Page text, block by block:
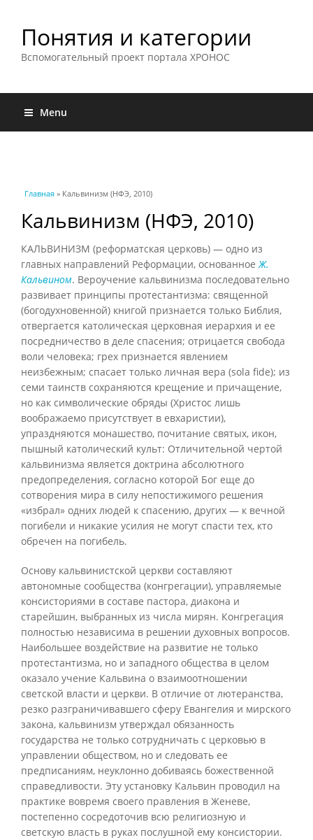
Понятия и категории
Вспомогательный проект портала ХРОНОС
Menu
Вы здесь
Главная » Кальвинизм (НФЭ, 2010)
Кальвинизм (НФЭ, 2010)
КАЛЬВИНИЗМ (реформатская церковь) — одно из
главных направлений Реформации, основанное Ж.
Кальвином. Вероучение кальвинизма последовательно
развивает принципы протестантизма: священной
(богодухновенной) книгой признается только Библия,
отвергается католическая церковная иерархия и ее
посредничество в деле спасения; отрицается свобода
воли человека; грех признается явлением
неизбежным; спасает только личная вера (sola fide); из
семи таинств сохраняются крещение и причащение,
но как символические обряды (Христос лишь
воображаемо присутствует в евхаристии),
упраздняются монашество, почитание святых, икон,
пышный католический культ: Отличительной чертой
кальвинизма является доктрина абсолютного
предопределения, согласно которой Бог еще до
сотворения мира в силу непостижимого решения
«избрал» одних людей к спасению, других — к вечной
погибели и никакие усилия не могут спасти тех, кто
обречен на погибель.
Основу кальвинистской церкви составляют
автономные сообщества (конгрегации), управляемые
консисториями в составе пастора, диакона и
старейшин, выбранных из числа мирян. Конгрегация
полностью независима в решении духовных вопросов.
Наибольшее воздействие на развитие не только
протестантизма, но и западного общества в целом
оказало учение Кальвина о взаимоотношении
светской власти и церкви. В отличие от лютеранства,
резко разграничивавшего сферу Евангелия и мирского
закона, кальвинизм утверждал обязанность
государства не только сотрудничать с церковью в
управлении обществом, но и следовать ее
предписаниям, неуклонно добиваясь божественной
справедливости. Эту установку Кальвин проводил на
практике вовремя своего правления в Женеве,
постепенно сосредоточив всю религиозную и
светскую власть в руках послушной ему консистории.